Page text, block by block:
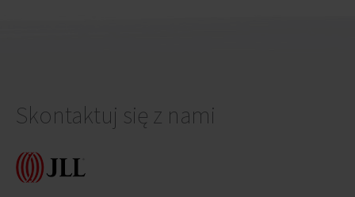
Skontaktuj się z nami